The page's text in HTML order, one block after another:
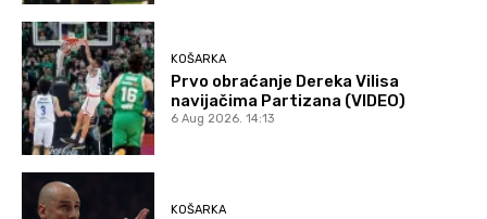
KOŠARKA
Prvo obraćanje Dereka Vilisa
navijačima Partizana (VIDEO)
6 Aug 2026. 14:13
KOŠARKA